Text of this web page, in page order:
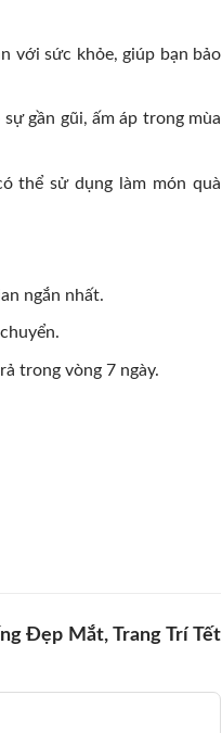
với sức khỏe, giúp bạn bảo
gần gũi, ấm áp trong mùa
thể sử dụng làm món quà
ngắn nhất.
trong vòng 7 ngày.
Đẹp Mắt, Trang Trí Tết